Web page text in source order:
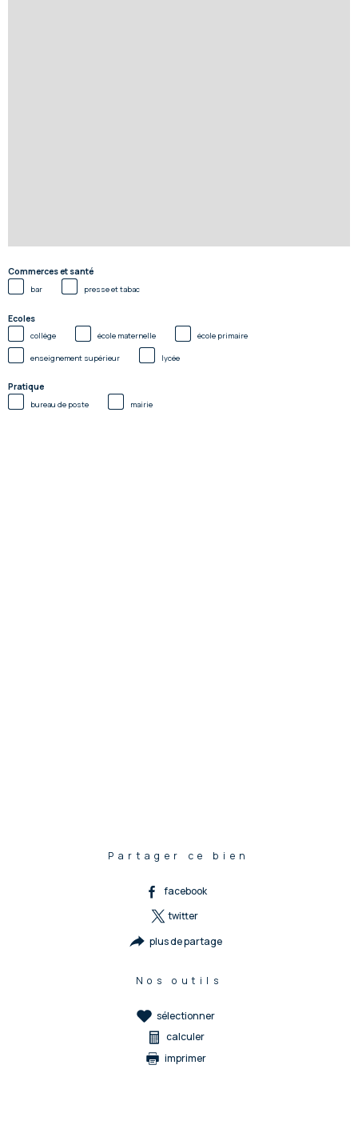
Commerces et santé
bar presse et tabac
Ecoles
collège école maternelle école primaire
enseignement supérieur lycée
Pratique
bureau de poste mairie
Partager ce bien
facebook
twitter
plus de partage
Nos outils
sélectionner
calculer
imprimer